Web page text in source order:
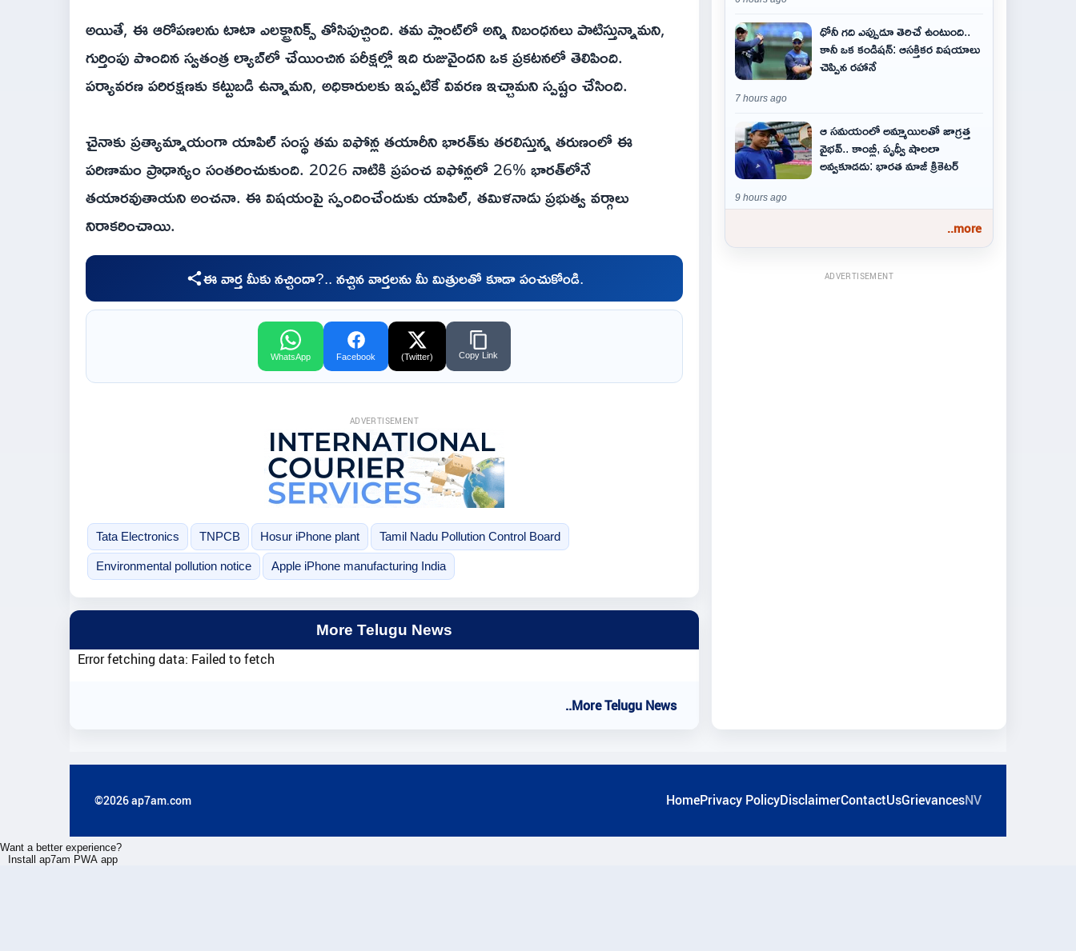
అయితే, ఈ ఆరోపణలను టాటా ఎలక్ట్రానిక్స్ తోసిపుచ్చింది. తమ ప్లాంట్‌లో అన్ని నిబంధనలు పాటిస్తున్నామని,
గుర్తింపు పొందిన స్వతంత్ర ల్యాబ్‌లో చేయించిన పరీక్షల్లో ఇది రుజువైందని ఒక ప్రకటనలో తెలిపింది.
పర్యావరణ పరిరక్షణకు కట్టుబడి ఉన్నామని, అధికారులకు ఇప్పటికే వివరణ ఇచ్చామని స్పష్టం చేసింది.
చైనాకు ప్రత్యామ్నాయంగా యాపిల్ సంస్థ తమ ఐఫోన్ల తయారీని భారత్‌కు తరలిస్తున్న తరుణంలో ఈ
పరిణామం ప్రాధాన్యం సంతరించుకుంది. 2026 నాటికి ప్రపంచ ఐఫోన్లలో 26% భారత్‌లోనే
తయారవుతాయని అంచనా. ఈ విషయంపై స్పందించేందుకు యాపిల్, తమిళనాడు ప్రభుత్వ వర్గాలు
నిరాకరించాయి.
ఈ వార్త మీకు నచ్చిందా?.. నచ్చిన వార్తలను మీ మిత్రులతో కూడా పంచుకోండి.
WhatsApp Facebook (Twitter) Copy Link
ADVERTISEMENT
Tata Electronics TNPCB Hosur iPhone plant Tamil Nadu Pollution Control Board
Environmental pollution notice Apple iPhone manufacturing India
More Telugu News
Error fetching data: Failed to fetch
..More Telugu News
ధోనీ గది ఎప్పుడూ తెరిచే ఉంటుంది..
కానీ ఒక కండిషన్: ఆసక్తికర విషయాలు
చెప్పిన రహానే
7 hours ago
ఆ స‌మ‌యంలో అమ్మాయిల‌తో జాగ్ర‌త్త‌
వైభ‌వ్‌.. కాంబ్లీ, పృథ్వీ షాలలా
అవ్వ‌కూడ‌దు: భార‌త మాజీ క్రికెట‌ర్‌
9 hours ago
..more
ADVERTISEMENT
©2026 ap7am.com HomePrivacy PolicyDisclaimerContactUsGrievancesNV
Want a better experience?
Install ap7am PWA app